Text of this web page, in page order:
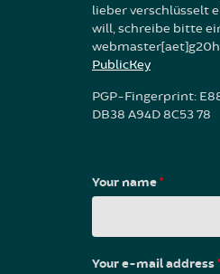
lieber verschlüsselt
will, schreibe bitte
PublicKey
PGP-Fingerprint:
DB38 A94D 8C53 78
Your name*
Your e-mail address*